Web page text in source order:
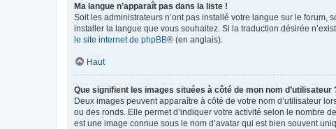
Ma langue n’apparaît pas dans la liste !
Soit les administrateurs n’ont pas installé votre langue sur le forum,
installer la langue que vous souhaitez. Si la traduction désirée
le site internet de phpBB® (en anglais).
Haut
Que signifient les images situées à côté de mon nom d’utilisateur
Deux images peuvent apparaître à côté de votre nom d’utilisateur
ou des ronds. Elle permet d’indiquer votre activité selon le nombre
est une image connue sous le nom d’avatar qui est bien souvent